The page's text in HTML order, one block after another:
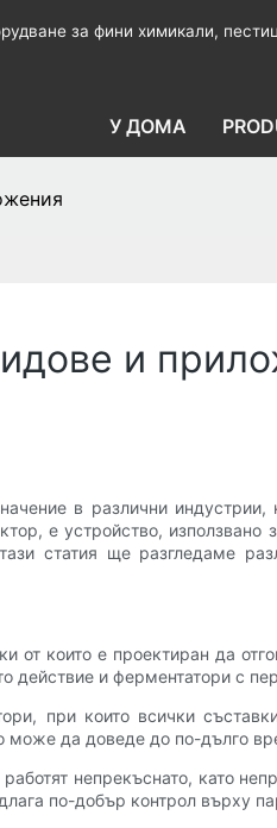
за фини химикали,
У ДОМА
и
в различни
е устройство,
статия ще разгледаме
от които е проектиран да
действие и ферментатори с
при които всички
може да доведе до по-дълго
непрекъснато, като
по-добър контрол върху